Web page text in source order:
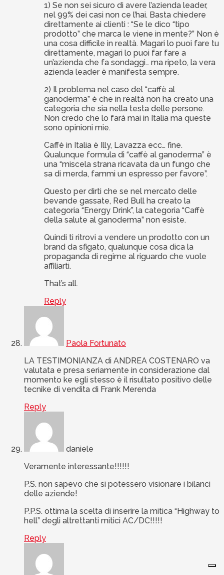
1) Se non sei sicuro di avere l’azienda leader,
nel 99% dei casi non ce l’hai. Basta chiedere
direttamente ai clienti : “Se le dico “tipo
prodotto” che marca le viene in mente?” Non è
una cosa difficile in realtà. Magari lo puoi fare tu
direttamente, magari lo puoi far fare a
un’azienda che fa sondaggi… ma ripeto, la vera
azienda leader è manifesta sempre.
2) Il problema nel caso del “caffè al
ganoderma” è che in realtà non ha creato una
categoria che sia nella testa delle persone.
Non credo che lo farà mai in Italia ma queste
sono opinioni mie.
Caffè in Italia è Illy, Lavazza ecc… fine.
Qualunque formula di “caffè al ganoderma” è
una “miscela strana ricavata da un fungo che
sa di merda, fammi un espresso per favore”.
Questo per dirti che se nel mercato delle
bevande gassate, Red Bull ha creato la
categoria “Energy Drink”, la categoria “Caffè
della salute al ganoderma” non esiste.
Quindi ti ritrovi a vendere un prodotto con un
brand da sfigato, qualunque cosa dica la
propaganda di regime al riguardo che vuole
affiliarti.
That’s all.
Reply
Paola Fortunato
LA TESTIMONIANZA di ANDREA COSTENARO va
valutata e presa seriamente in considerazione dal
momento ke egli stesso è il risultato positivo delle
tecnike di vendita di Frank Merenda
Reply
daniele
Veramente interessante!!!!!!
P.S. non sapevo che si potessero visionare i bilanci
delle aziende!
P.P.S. ottima la scelta di inserire la mitica “Highway to
hell” degli altrettanti mitici AC/DC!!!!!
Reply